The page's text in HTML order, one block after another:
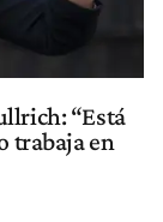
“Está
trabaja en